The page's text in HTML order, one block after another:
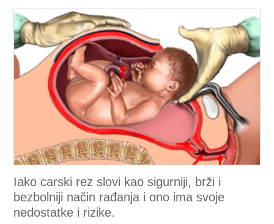
Iako carski rez slovi kao sigurniji, brži i
bezbolniji način rađanja i ono ima svoje
nedostatke i rizike.